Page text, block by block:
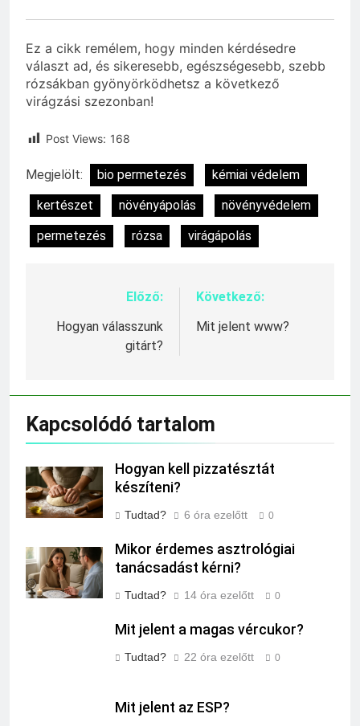
Ez a cikk remélem, hogy minden kérdésedre
választ ad, és sikeresebb, egészségesebb, szebb
rózsákban gyönyörködhetsz a következő
virágzási szezonban!
Post Views: 168
Megjelölt: bio permetezés
kémiai védelem
kertészet
növényápolás
növényvédelem
permetezés
rózsa virágápolás
Bejegyzés
navigáció
Előző:
Hogyan válasszunk
gitárt?
Következő:
Mit jelent www?
Kapcsolódó tartalom
Hogyan kell pizzatésztát
készíteni?
Tudtad? 6 óra ezelőtt 0
Mikor érdemes asztrológiai
tanácsadást kérni?
Tudtad? 14 óra ezelőtt 0
Mit jelent a magas vércukor?
Tudtad? 22 óra ezelőtt 0
Mit jelent az ESP?